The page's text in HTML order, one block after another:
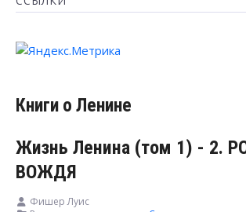
Книги о Ленине
Жизнь Ленина (том 1) - 2.
ВОЖДЯ
Фишер Луис